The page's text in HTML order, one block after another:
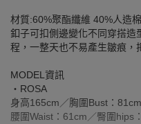
材質:60%聚酯纖維 40%人造
釦子可扣側邊變化不同穿搭造
程，一整天也不易產生皺痕，
MODEL資訊
‧ROSA
身高165cm／胸圍Bust：81cm
腰圍Waist：61cm／臀圍hips